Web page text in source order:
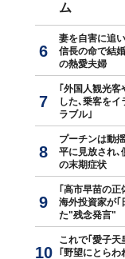
ム
妻を自害に追
信長の命で結
の熱愛夫婦
｢外国人観光
した､乗客をイ
ラブル｣
プーチンは動
平に見放され､
の末期症状
｢高市早苗の
海外投資家が｢
た"残念発言"
これで｢愛子
｢野望にとらわ